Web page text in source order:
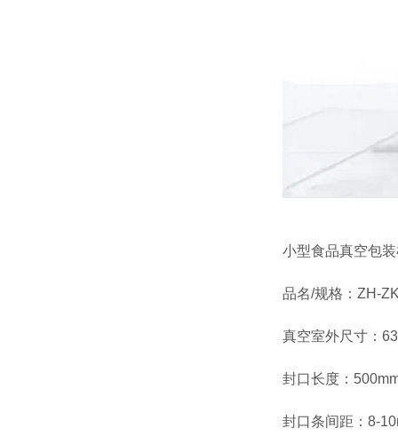
小型食品真空包
品名/规格：ZH-
真空室外尺寸：
封口长度：
封口条间距：8-